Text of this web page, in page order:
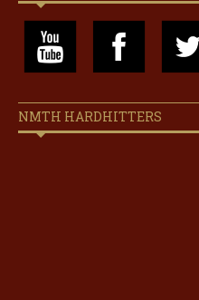
NMTH HARDHITTERS